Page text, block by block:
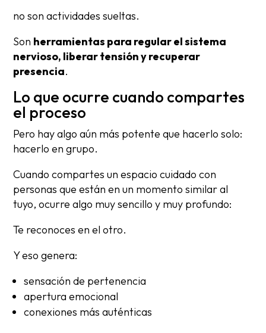
no son actividades sueltas.
Son herramientas para regular el sistema
nervioso, liberar tensión y recuperar
presencia.
Lo que ocurre cuando compartes
el proceso
Pero hay algo aún más potente que hacerlo solo:
hacerlo en grupo.
Cuando compartes un espacio cuidado con
personas que están en un momento similar al
tuyo, ocurre algo muy sencillo y muy profundo:
Te reconoces en el otro.
Y eso genera:
sensación de pertenencia
apertura emocional
conexiones más auténticas